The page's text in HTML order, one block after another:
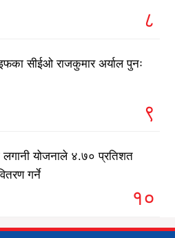
८
सीईओ राजकुमार अर्याल पुनः
९
लगानी योजनाले ४.७० प्रतिशत
गर्ने
१०